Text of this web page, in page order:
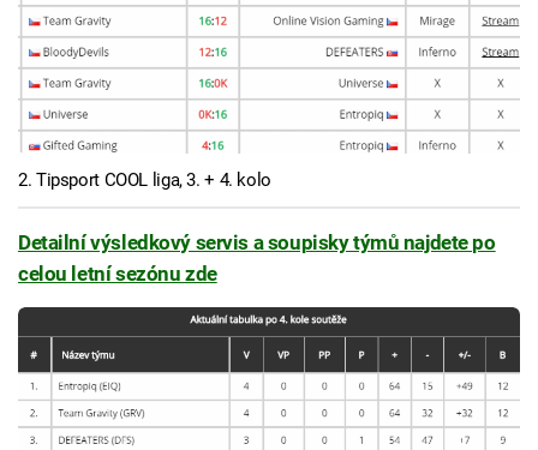
2. Tipsport COOL liga, 3. + 4. kolo
Detailní výsledkový servis a soupisky týmů najdete po
celou letní sezónu zde